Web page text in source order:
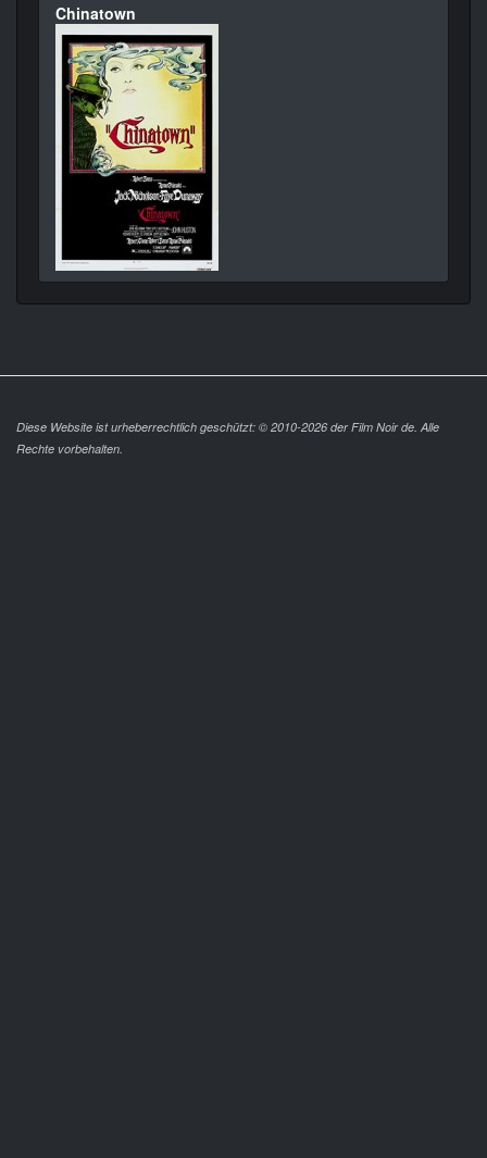
Chinatown
Diese Website ist urheberrechtlich geschützt: © 2010-2026 der Film Noir de. Alle
Rechte vorbehalten.